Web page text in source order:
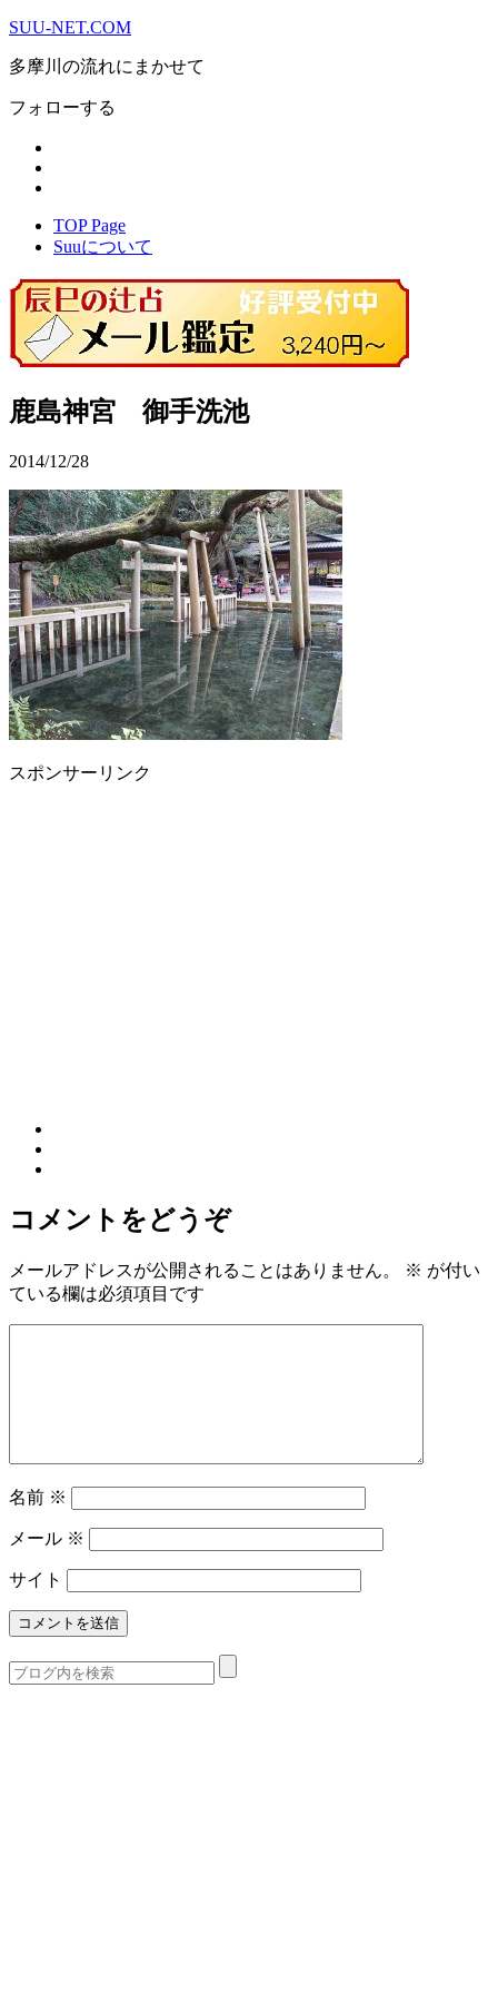
SUU-NET.COM
多摩川の流れにまかせて
フォローする
TOP Page
Suuについて
鹿島神宮 御手洗池
2014/12/28
スポンサーリンク
コメントをどうぞ
メールアドレスが公開されることはありません。 ※ が付い
ている欄は必須項目です
名前 ※
メール ※
サイト